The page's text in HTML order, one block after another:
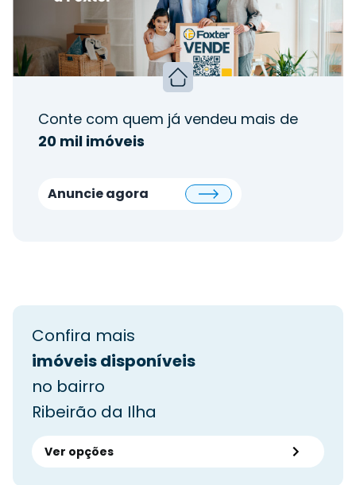
Conte com quem já vendeu mais de
20 mil imóveis
Anuncie agora
Confira mais
imóveis disponíveis
no bairro
Ribeirão da Ilha
Ver opções